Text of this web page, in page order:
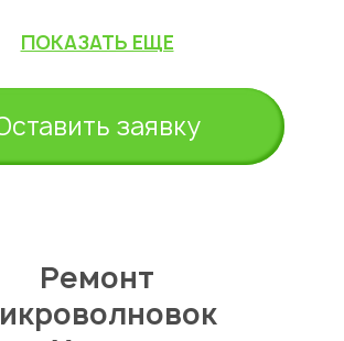
ПОКАЗАТЬ ЕЩЕ
заявку
Ремонт